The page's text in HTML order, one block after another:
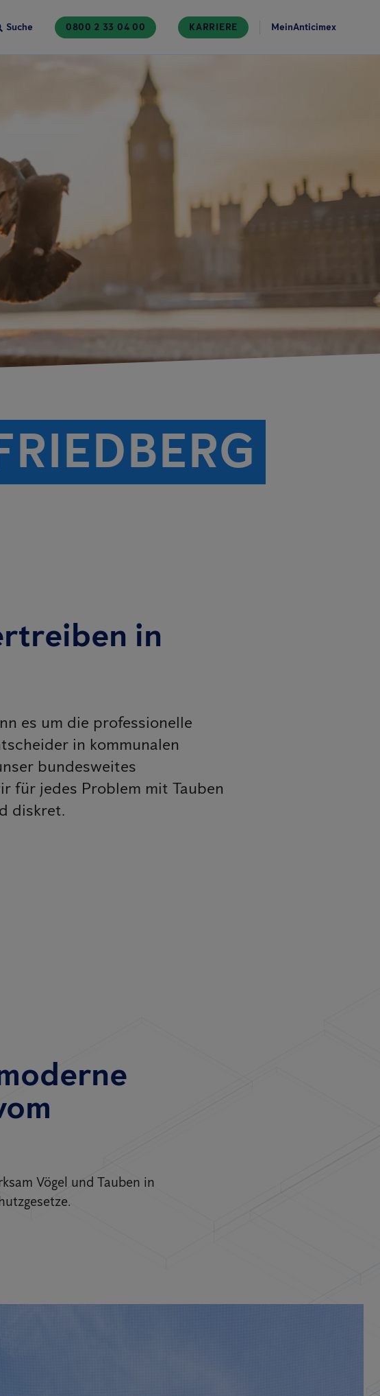
Suche 0800 2 33 04 00 KARRIERE MeinAnticimex
in
es um die professionelle
in kommunalen
bundesweites
für jedes Problem mit Tauben
diskret.
Vögel und Tauben in